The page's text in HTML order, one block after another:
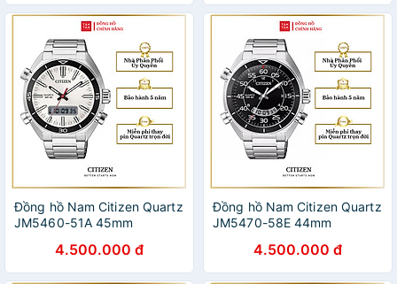
Đồng hồ Nam Citizen Quartz
JM5460-51A 45mm
4.500.000 đ
Đồng hồ Nam Citizen Quartz
JM5470-58E 44mm
4.500.000 đ